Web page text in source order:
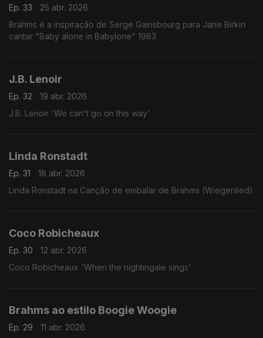
Ep. 33
25 abr. 2026
Brahms é a inspiração de Serge Gainsbourg para Jane Birkin
cantar "Baby alone in Babylone" 1983
J.B. Lenoir
Ep. 32
19 abr. 2026
J.B. Lenoir 'We can't go on this way'
Linda Ronstadt
Ep. 31
18 abr. 2026
Linda Ronstadt na Canção de embalar de Brahms (Wiegenlied)
Coco Robicheaux
Ep. 30
12 abr. 2026
Coco Robicheaux 'When the nightingale sings'
Brahms ao estilo Boogie Woogie
Ep. 29 11 abr. 2026